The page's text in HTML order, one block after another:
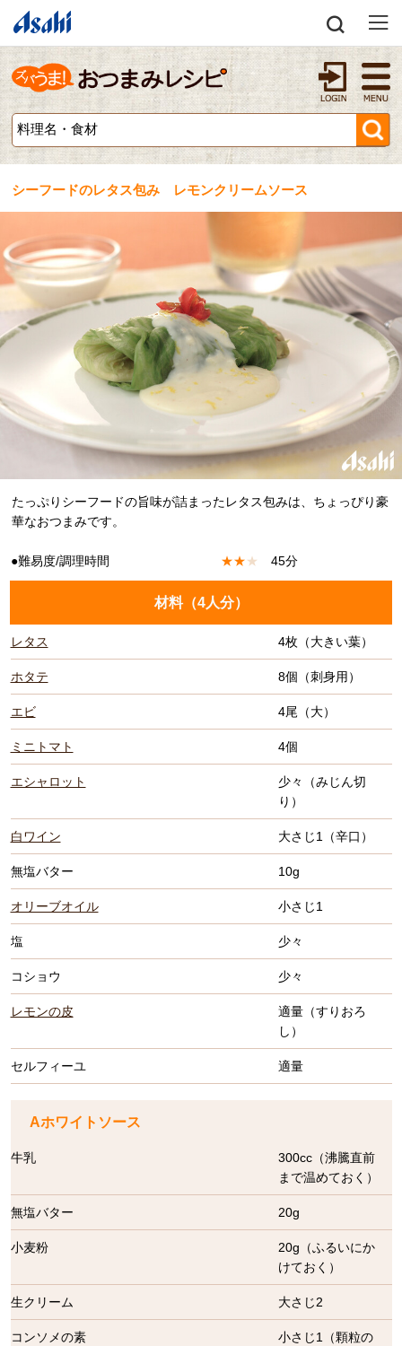
シーフードのレタス包み レモンクリームソース
たっぷりシーフードの旨味が詰まったレタス包みは、ちょっぴり豪
華なおつまみです。
●難易度/調理時間 ★★★ 45分
材料（4人分）
レタス 4枚（大きい葉）
ホタテ 8個（刺身用）
エビ 4尾（大）
ミニトマト 4個
エシャロット
少々（みじん切
り）
白ワイン 大さじ1（辛口）
無塩バター 10g
オリーブオイル 小さじ1
塩 少々
コショウ 少々
レモンの皮
適量（すりおろ
し）
セルフィーユ 適量
Aホワイトソース
牛乳
300cc（沸騰直前
まで温めておく）
無塩バター 20g
小麦粉
20g（ふるいにか
けておく）
生クリーム 大さじ2
コンソメの素
小さじ1（顆粒の